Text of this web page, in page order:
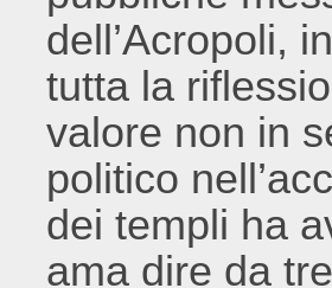
dell’Acropoli,
tutta la
valore non in
politico
dei templi ha
ama dire da